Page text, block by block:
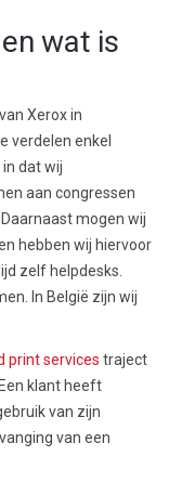
wat is
Xerox in
verdelen enkel
dat wij
aan congressen
mogen wij
hebben wij hiervoor
zelf helpdesks.
In België zijn wij
print services traject
klant heeft
van zijn
van een